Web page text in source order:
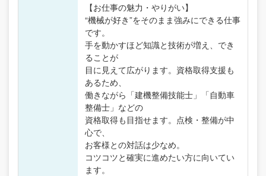
【お仕事の魅力・やりがい】
“機械が好き”をそのまま強みにできる仕事
です。
手を動かすほど知識と技術が増え、でき
ることが
目に見えて広がります。資格取得支援も
あるため、
働きながら「建機整備技能士」「自動車
整備士」などの
資格取得も目指せます。点検・整備が中
心で、
お客様との対話は少なめ。
コツコツと確実に進めたい方に向いてい
ます。